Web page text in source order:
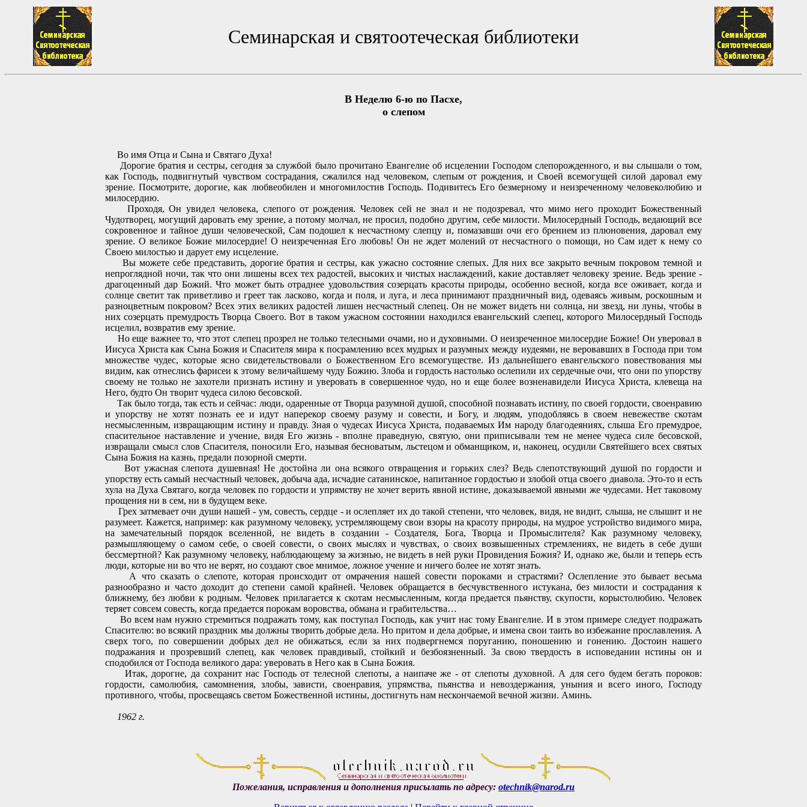
Семинарская и святоотеческая библиотеки
В Неделю 6-ю по Пасхе,
о слепом
Во имя Отца и Сына и Святаго Духа!
Дорогие братия и сестры, сегодня за службой было прочитано Евангелие об исцелении Господом слепорожденного, и вы слышали о том,
как Господь, подвигнутый чувством сострадания, сжалился над человеком, слепым от рождения, и Своей всемогущей силой даровал ему
зрение. Посмотрите, дорогие, как любвеобилен и многомилостив Господь. Подивитесь Его безмерному и неизреченному человеколюбию и
милосердию.
Проходя, Он увидел человека, слепого от рождения. Человек сей не знал и не подозревал, что мимо него проходит Божественный
Чудотворец, могущий даровать ему зрение, а потому молчал, не просил, подобно другим, себе милости. Милосердный Господь, ведающий все
сокровенное и тайное души человеческой, Сам подошел к несчастному слепцу и, помазавши очи его брением из плюновения, даровал ему
зрение. О великое Божие милосердие! О неизреченная Его любовь! Он не ждет молений от несчастного о помощи, но Сам идет к нему со
Своею милостью и дарует ему исцеление.
Вы можете себе представить, дорогие братия и сестры, как ужасно состояние слепых. Для них все закрыто вечным покровом темной и
непроглядной ночи, так что они лишены всех тех радостей, высоких и чистых наслаждений, какие доставляет человеку зрение. Ведь зрение -
драгоценный дар Божий. Что может быть отраднее удовольствия созерцать красоты природы, особенно весной, когда все оживает, когда и
солнце светит так приветливо и греет так ласково, когда и поля, и луга, и леса принимают праздничный вид, одеваясь живым, роскошным и
разноцветным покровом? Всех этих великих радостей лишен несчастный слепец. Он не может видеть ни солнца, ни звезд, ни луны, чтобы в
них созерцать премудрость Творца Своего. Вот в таком ужасном состоянии находился евангельский слепец, которого Милосердный Господь
исцелил, возвратив ему зрение.
Но еще важнее то, что этот слепец прозрел не только телесными очами, но и духовными. О неизреченное милосердие Божие! Он уверовал в
Иисуса Христа как Сына Божия и Спасителя мира к посрамлению всех мудрых и разумных между иудеями, не веровавших в Господа при том
множестве чудес, которые ясно свидетельствовали о Божественном Его всемогуществе. Из дальнейшего евангельского повествования мы
видим, как отнеслись фарисеи к этому величайшему чуду Божию. Злоба и гордость настолько ослепили их сердечные очи, что они по упорству
своему не только не захотели признать истину и уверовать в совершенное чудо, но и еще более возненавидели Иисуса Христа, клевеща на
Него, будто Он творит чудеса силою бесовской.
Так было тогда, так есть и сейчас: люди, одаренные от Творца разумной душой, способной познавать истину, по своей гордости, своенравию
и упорству не хотят познать ее и идут наперекор своему разуму и совести, и Богу, и людям, уподобляясь в своем невежестве скотам
несмысленным, извращающим истину и правду. Зная о чудесах Иисуса Христа, подаваемых Им народу благодеяниях, слыша Его премудрое,
спасительное наставление и учение, видя Его жизнь - вполне праведную, святую, они приписывали тем не менее чудеса силе бесовской,
извращали смысл слов Спасителя, поносили Его, называя бесноватым, льстецом и обманщиком, и, наконец, осудили Святейшего всех святых
Сына Божия на казнь, предали позорной смерти.
Вот ужасная слепота душевная! Не достойна ли она всякого отвращения и горьких слез? Ведь слепотствующий душой по гордости и
упорству есть самый несчастный человек, добыча ада, исчадие сатанинское, напитанное гордостью и злобой отца своего диавола. Это-то и есть
хула на Духа Святаго, когда человек по гордости и упрямству не хочет верить явной истине, доказываемой явными же чудесами. Нет таковому
прощения ни в сем, ни в будущем веке.
Грех затмевает очи души нашей - ум, совесть, сердце - и ослепляет их до такой степени, что человек, видя, не видит, слыша, не слышит и не
разумеет. Кажется, например: как разумному человеку, устремляющему свои взоры на красоту природы, на мудрое устройство видимого мира,
на замечательный порядок вселенной, не видеть в создании - Создателя, Бога, Творца и Промыслителя? Как разумному человеку,
размышляющему о самом себе, о своей совести, о своих мыслях и чувствах, о своих возвышенных стремлениях, не видеть в себе души
бессмертной? Как разумному человеку, наблюдающему за жизнью, не видеть в ней руки Провидения Божия? И, однако же, были и теперь есть
люди, которые ни во что не верят, но создают свое мнимое, ложное учение и ничего более не хотят знать.
А что сказать о слепоте, которая происходит от омрачения нашей совести пороками и страстями? Ослепление это бывает весьма
разнообразно и часто доходит до степени самой крайней. Человек обращается в бесчувственного истукана, без милости и сострадания к
ближнему, без любви к родным. Человек прилагается к скотам несмысленным, когда предается пьянству, скупости, корыстолюбию. Человек
теряет совсем совесть, когда предается порокам воровства, обмана и грабительства…
Во всем нам нужно стремиться подражать тому, как поступал Господь, как учит нас тому Евангелие. И в этом примере следует подражать
Спасителю: во всякий праздник мы должны творить добрые дела. Но притом и дела добрые, и имена свои таить во избежание прославления. А
сверх того, по совершении добрых дел не обижаться, если за них подвергнемся поруганию, поношению и гонению. Достоин нашего
подражания и прозревший слепец, как человек правдивый, стойкий и безбоязненный. За свою твердость в исповедании истины он и
сподобился от Господа великого дара: уверовать в Него как в Сына Божия.
Итак, дорогие, да сохранит нас Господь от телесной слепоты, а наипаче же - от слепоты духовной. А для сего будем бегать пороков:
гордости, самолюбия, самомнения, злобы, зависти, своенравия, упрямства, пьянства и невоздержания, уныния и всего иного, Господу
противного, чтобы, просвещаясь светом Божественной истины, достигнуть нам нескончаемой вечной жизни. Аминь.
1962 г.
Пожелания, исправления и дополнения присылать по адресу: otechnik@narod.ru